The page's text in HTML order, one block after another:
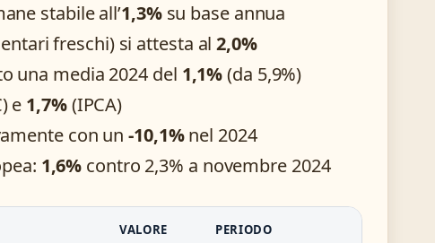
stabile all’1,3%su base annua
freschi) si attesta al2,0%
una media 2024 del 1,1%(da 5,9%)
e 1,7%(IPCA)
con un-10,1%nel 2024
1,6% contro 2,3% a novembre 2024
VALORE PERIODO